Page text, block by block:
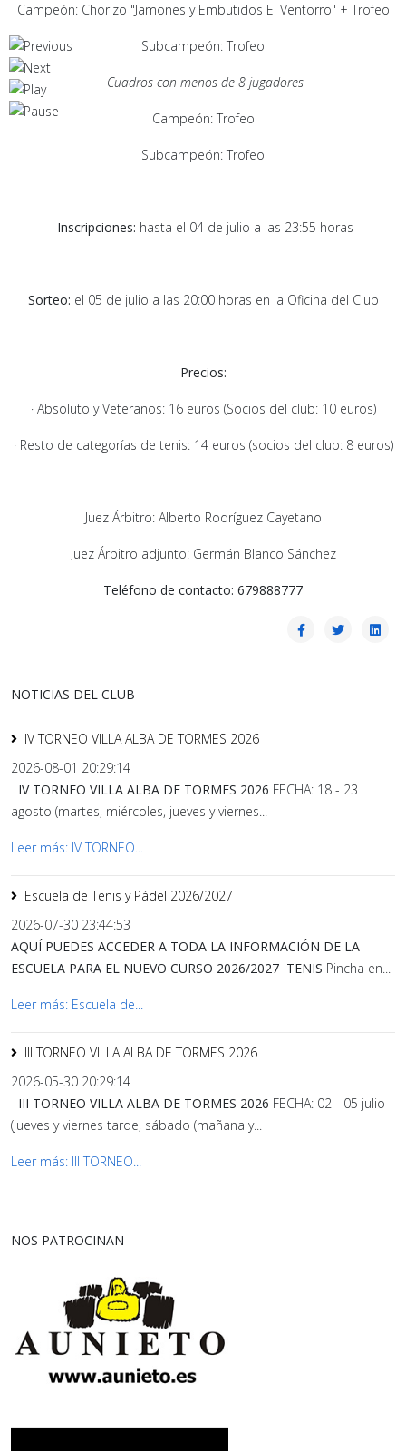
Campeón: Chorizo "Jamones y Embutidos El Ventorro" + Trofeo
Subcampeón: Trofeo
Cuadros con menos de 8 jugadores
Campeón: Trofeo
Subcampeón: Trofeo
Inscripciones: hasta el 04 de julio a las 23:55 horas
Sorteo: el 05 de julio a las 20:00 horas en la Oficina del Club
Precios:
· Absoluto y Veteranos: 16 euros (Socios del club: 10 euros)
· Resto de categorías de tenis: 14 euros (socios del club: 8 euros)
Juez Árbitro: Alberto Rodríguez Cayetano
Juez Árbitro adjunto: Germán Blanco Sánchez
Teléfono de contacto: 679888777
NOTICIAS DEL CLUB
IV TORNEO VILLA ALBA DE TORMES 2026
2026-08-01 20:29:14
IV TORNEO VILLA ALBA DE TORMES 2026 FECHA: 18 - 23
agosto (martes, miércoles, jueves y viernes...
Leer más: IV TORNEO...
Escuela de Tenis y Pádel 2026/2027
2026-07-30 23:44:53
AQUÍ PUEDES ACCEDER A TODA LA INFORMACIÓN DE LA
ESCUELA PARA EL NUEVO CURSO 2026/2027 TENIS Pincha en...
Leer más: Escuela de...
III TORNEO VILLA ALBA DE TORMES 2026
2026-05-30 20:29:14
III TORNEO VILLA ALBA DE TORMES 2026 FECHA: 02 - 05 julio
(jueves y viernes tarde, sábado (mañana y...
Leer más: III TORNEO...
NOS PATROCINAN